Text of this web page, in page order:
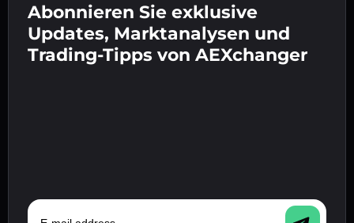
Gib deine Krypto-Wallet-Adresse ein 👉 fahre
mit dem nächsten Schritt fort.
Bestätige deine Identität 👉 fahre mit dem
letzten Schritt fort.
Sende die Einzahlung 👉 erhalte Krypto oder
Fiat in deiner Wallet.
Abonnieren Sie exklusive
Updates, Marktanalysen und
Trading-Tipps von AEXchanger
E-mail address